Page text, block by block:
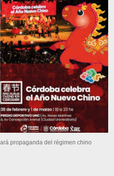
propaganda del régimen chino